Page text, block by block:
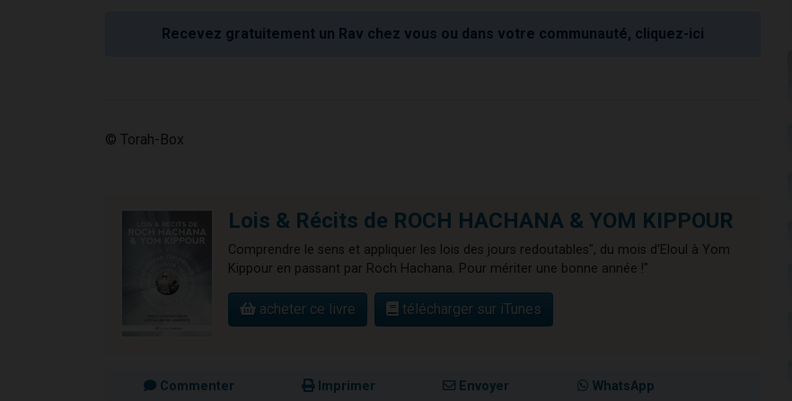
Recevez gratuitement un Rav chez vous ou dans votre communauté, cliquez-ici
© Torah-Box
Lois & Récits de ROCH HACHANA & YOM KIPPOUR
Comprendre le sens et appliquer les lois des jours redoutables", du mois d'Eloul à Yom
Kippour en passant par Roch Hachana. Pour mériter une bonne année !"
acheter ce livre télécharger sur iTunes
Commenter Imprimer Envoyer WhatsApp